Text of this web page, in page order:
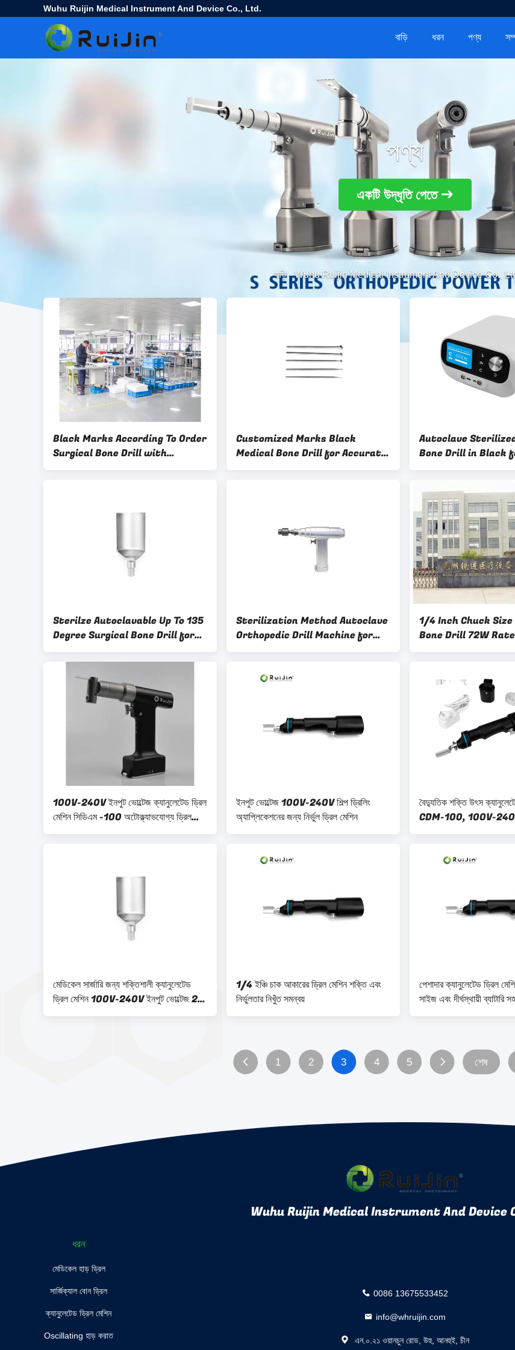
Wuhu Ruijin Medical Instrument And Device Co., Ltd.
বাড়ি ধরন পণ্য
পণ্য
একটি উদ্ধৃতি পেতে
বাড়ি-Wuhu Ruijin Medical Instrument And Device Co.,
Black Marks According To Order
Surgical Bone Drill with
Charger Accessory
Customized Marks Black
Medical Bone Drill for Accurate
and Smooth Bone Drilling
Autoclave
Bone Drill in Black
Performance
Sterilze Autoclavable Up To 135
Degree Surgical Bone Drill for
Acetabular Bone Surgery Get
the Job Done in 2 Hours
Sterilization Method Autoclave
Orthopedic Drill Machine for
Precise Surgeries
1/4 Inch Chuck
Bone Drill 72W
Power 2 Hours Time
100V-240V ইনপুট ভোল্টেজ ক্যানুলেটেড ড্রিল
মেশিন সিডিএম -100 অটোক্ল্যাভযোগ্য ড্রিল
টাইপ এবং আরও অনেক কিছু সহ
ইনপুট ভোল্টেজ 100V-240V শিল্প ড্রিলিং
অ্যাপ্লিকেশনের জন্য নির্ভুল ড্রিল মেশিন
বৈদ্যুতিক শক্তি উৎস
CDM-100, 100V-240V
জন্য
মেডিকেল সার্জারি জন্য শক্তিশালী ক্যানুলেটেড
ড্রিল মেশিন 100V-240V ইনপুট ভোল্টেজ 25
সেমি এক্স 10 সেমি এক্স 15 সেমি মেডিকেল
1/4 ইঞ্চি চাক আকারের ড্রিল মেশিন শক্তি এবং
নির্ভুলতার নিখুঁত সমন্বয়
পেশাদার ক্যানুলেটেড ড্রিল
সাইজ এবং দীর্ঘস্থায়ী ব্যাটারি সহ
1 2 3 4 5 শেষ
Wuhu Ruijin Medical Instrument And Device
ধরন
মেডিকেল হাড় ড্রিল
সার্জিক্যাল বোন ড্রিল
ক্যানুলেটেড ড্রিল মেশিন
Oscillating হাড় করাত
0086 13675533452
info@whruijin.com
এন.০.২১ ওয়ানচুন রোড, উহু, আনহুই, চীন